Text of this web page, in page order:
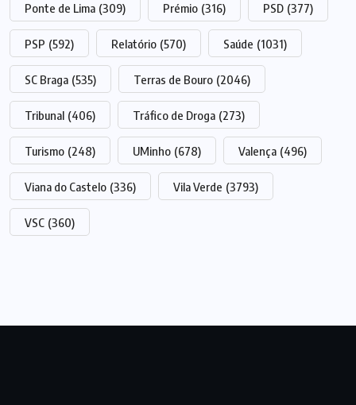
Ponte de Lima (309) Prémio (316) PSD (377)
PSP (592) Relatório (570) Saúde (1031)
SC Braga (535) Terras de Bouro (2046)
Tribunal (406) Tráfico de Droga (273)
Turismo (248) UMinho (678) Valença (496)
Viana do Castelo (336) Vila Verde (3793)
VSC (360)